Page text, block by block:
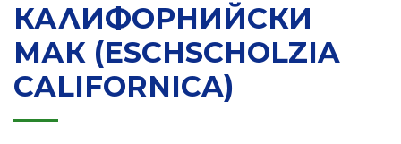
КАЛИФОРНИЙСКИ
МАК (ESCHSCHOLZIA
CALIFORNICA)